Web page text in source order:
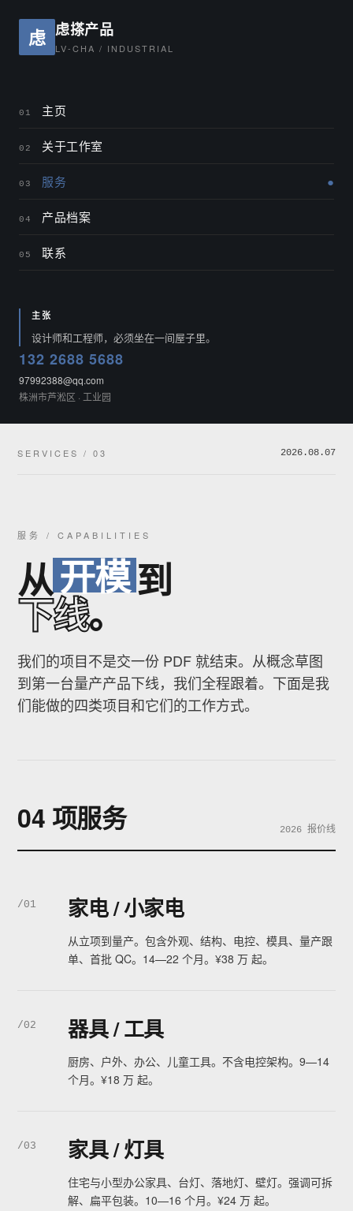
虑 虑搽产品
LV-CHA / INDUSTRIAL
01 主页
02 关于工作室
03 服务
04 产品档案
05 联系
主张
设计师和工程师，必须坐在一间屋子里。
132 2688 5688
97992388@qq.com
株洲市芦淞区 · 工业园
SERVICES / 03 2026.08.07
服务 / CAPABILITIES
从开模到
下线。
我们的项目不是交一份 PDF 就结束。从概念草图
到第一台量产产品下线，我们全程跟着。下面是我
们能做的四类项目和它们的工作方式。
04 项服务 2026 报价线
/01 家电 / 小家电
从立项到量产。包含外观、结构、电控、模具、量产跟
单、首批 QC。14—22 个月。¥38 万 起。
/02 器具 / 工具
厨房、户外、办公、儿童工具。不含电控架构。9—14
个月。¥18 万 起。
/03 家具 / 灯具
住宅与小型办公家具、台灯、落地灯、壁灯。强调可拆
解、扁平包装。10—16 个月。¥24 万 起。